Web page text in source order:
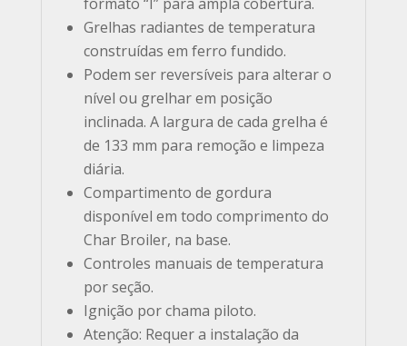
Grelhas radiantes de temperatura
construídas em ferro fundido.
Podem ser reversíveis para alterar o
nível ou grelhar em posição
inclinada. A largura de cada grelha é
de 133 mm para remoção e limpeza
diária.
Compartimento de gordura
disponível em todo comprimento do
Char Broiler, na base.
Controles manuais de temperatura
por seção.
Ignição por chama piloto.
Atenção: Requer a instalação da